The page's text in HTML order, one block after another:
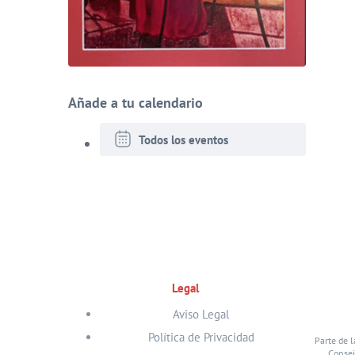
Añade a tu calendario
Todos los eventos
Legal
Aviso Legal
Política de Privacidad
Parte de